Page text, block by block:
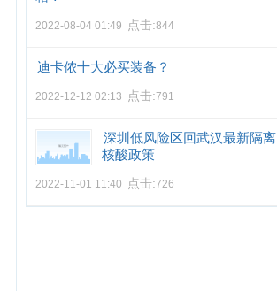
2022-08-04 01:49 点击:844
迪卡侬十大必买装备？
2022-12-12 02:13 点击:791
深圳低风险区回武汉最新隔离
核酸政策
2022-11-01 11:40 点击:726